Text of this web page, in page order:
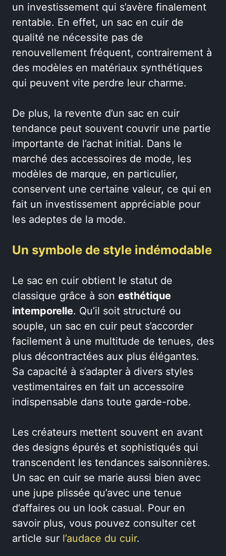
un investissement qui s’avère finalement
rentable. En effet, un sac en cuir de
qualité ne nécessite pas de
renouvellement fréquent, contrairement à
des modèles en matériaux synthétiques
qui peuvent vite perdre leur charme.
De plus, la revente d’un sac en cuir
tendance peut souvent couvrir une partie
importante de l’achat initial. Dans le
marché des accessoires de mode, les
modèles de marque, en particulier,
conservent une certaine valeur, ce qui en
fait un investissement appréciable pour
les adeptes de la mode.
Un symbole de style indémodable
Le sac en cuir obtient le statut de
classique grâce à son esthétique
intemporelle. Qu’il soit structuré ou
souple, un sac en cuir peut s’accorder
facilement à une multitude de tenues, des
plus décontractées aux plus élégantes.
Sa capacité à s’adapter à divers styles
vestimentaires en fait un accessoire
indispensable dans toute garde-robe.
Les créateurs mettent souvent en avant
des designs épurés et sophistiqués qui
transcendent les tendances saisonnières.
Un sac en cuir se marie aussi bien avec
une jupe plissée qu’avec une tenue
d’affaires ou un look casual. Pour en
savoir plus, vous pouvez consulter cet
article sur l’audace du cuir.